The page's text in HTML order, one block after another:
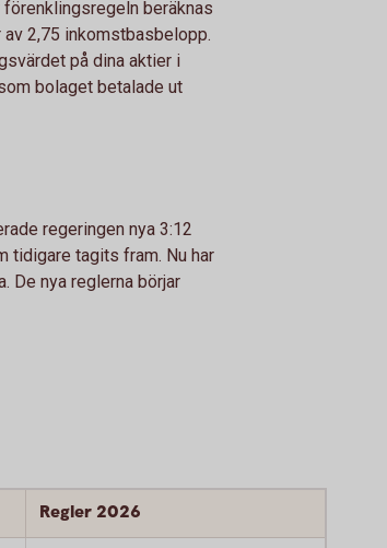
beräknas
2,75 inkomstbasbelopp.
på dina aktier i
bolaget betalade ut
regeringen nya 3:12
tidigare tagits fram. Nu har
De nya reglerna börjar
Regler 2026